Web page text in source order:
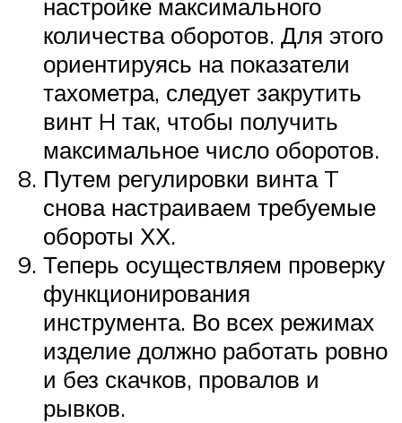
настройке максимального
количества оборотов. Для этого
ориентируясь на показатели
тахометра, следует закрутить
винт H так, чтобы получить
максимальное число оборотов.
Путем регулировки винта T
снова настраиваем требуемые
обороты ХХ.
Теперь осуществляем проверку
функционирования
инструмента. Во всех режимах
изделие должно работать ровно
и без скачков, провалов и
рывков.